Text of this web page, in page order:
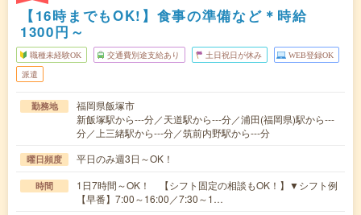
【16時までもOK!】食事の準備など＊時給
1300円～
職種未経験OK 交通費別途支給あり 土日祝日が休み WEB登録OK
派遣
勤務地
福岡県飯塚市
新飯塚駅から---分／天道駅から---分／浦田(福岡県)駅から---
分／上三緒駅から---分／筑前内野駅から---分
曜日頻度 平日のみ週3日～OK！
時間
1日7時間～OK！ 【シフト固定の相談もOK！】▼シフト例
【早番】7:00～16:00／7:30～1…